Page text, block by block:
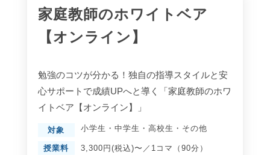
家庭教師のホワイトベア
【オンライン】
勉強のコツが分かる！独自の指導スタイルと安
心サポートで成績UPへと導く「家庭教師のホワ
イトベア【オンライン】」
対象 小学生 ・ 中学生 ・ 高校生 ・ その他
授業料 3,300円(税込)〜／1コマ（90分）